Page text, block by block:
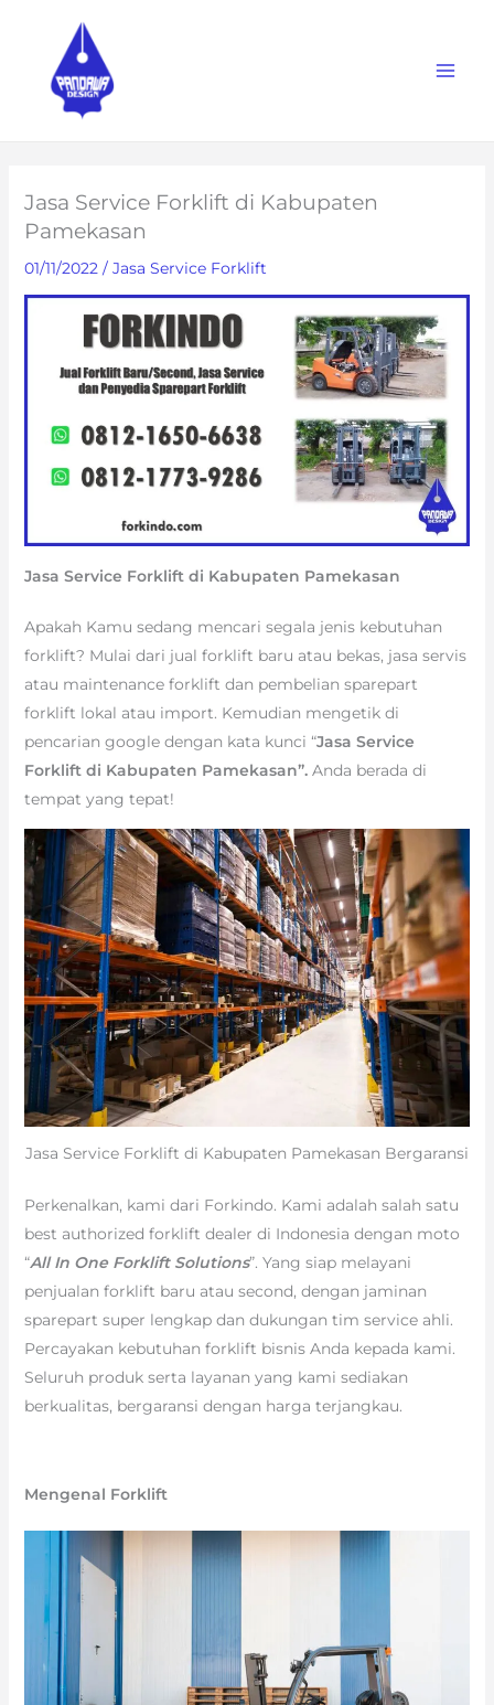
content
Jasa Service Forklift di Kabupaten
Pamekasan
01/11/2022 / Jasa Service Forklift
Jasa Service Forklift di Kabupaten Pamekasan
Apakah Kamu sedang mencari segala jenis kebutuhan
forklift? Mulai dari jual forklift baru atau bekas, jasa servis
atau maintenance forklift dan pembelian sparepart
forklift lokal atau import. Kemudian mengetik di
pencarian google dengan kata kunci “Jasa Service
Forklift di Kabupaten Pamekasan”. Anda berada di
tempat yang tepat!
Jasa Service Forklift di Kabupaten Pamekasan Bergaransi
Perkenalkan, kami dari Forkindo. Kami adalah salah satu
best authorized forklift dealer di Indonesia dengan moto
“All In One Forklift Solutions”. Yang siap melayani
penjualan forklift baru atau second, dengan jaminan
sparepart super lengkap dan dukungan tim service ahli.
Percayakan kebutuhan forklift bisnis Anda kepada kami.
Seluruh produk serta layanan yang kami sediakan
berkualitas, bergaransi dengan harga terjangkau.
Mengenal Forklift